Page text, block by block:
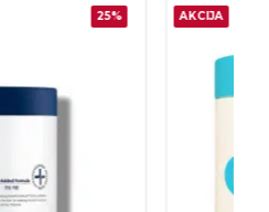
25% AKCIJA